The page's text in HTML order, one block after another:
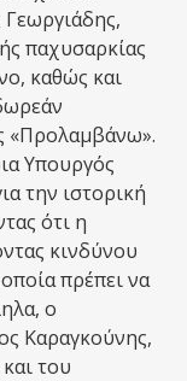
παχυσαρκίας
καθώς και
«Προλαμβάνω».
Υπουργός
την ιστορική
ότι η
κινδύνου
πρέπει να
ο
Καραγκούνης,
του